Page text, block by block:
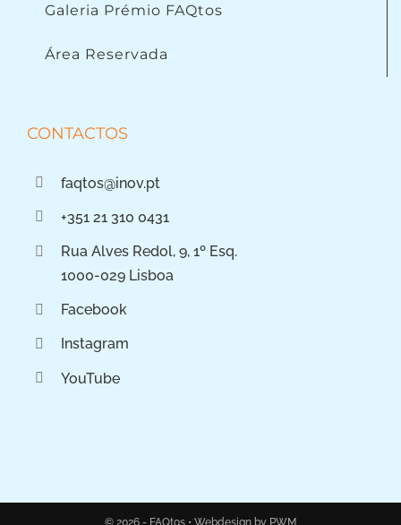
Galeria Prémio FAQtos
Área Reservada
CONTACTOS
faqtos@inov.pt
+351 21 310 0431
Rua Alves Redol, 9, 1º Esq.
1000-029 Lisboa
Facebook
Instagram
YouTube
© 2026 - FAQtos • Webdesign by PWM